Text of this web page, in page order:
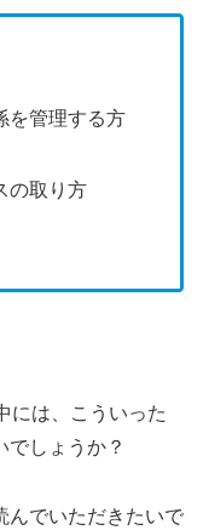
を管理する方
の取り方
には、こういった
でしょうか？
んでいただきたいで